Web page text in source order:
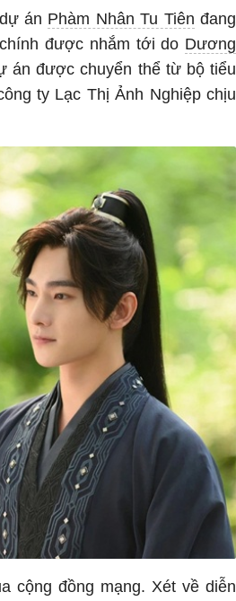
án Phàm Nhân Tu Tiên đang
được nhắm tới do Dương
án được chuyển thể từ bộ tiểu
ty Lạc Thị Ảnh Nghiệp chịu
cộng đồng mạng. Xét về diễn